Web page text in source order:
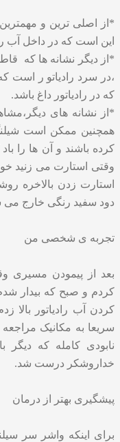
*از اصلی ترین و
این است که در داخل آب
*از دیگر نشانه ها که
،در سرد رادیاتو ر است
که در رادیاتور داغ باشد.
*از نشانه های
همچنین ممکن است
کرده باشند و آن ها را
وقتی استارت می زنید
استارت زدن بالاخره
دود سفید رنگی خارج می
تجربه ی شخصی من
بعد از پیمودن مسیری
کردم و صبح که بیدار
کردن آب رادیاتور بالا
سریعا به مکانیک
نابودی کامله که
خداروشکر درست شد.
پیشگیری بهتر از درمان
برای اینکه واشر سر